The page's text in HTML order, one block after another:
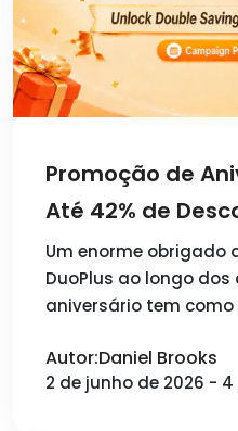
Promoção de
Até 42% de
Semanais
Um enorme obrigado
DuoPlus ao longo
aniversário tem
Autor:Daniel Brooks
2 de junho de 2026 -